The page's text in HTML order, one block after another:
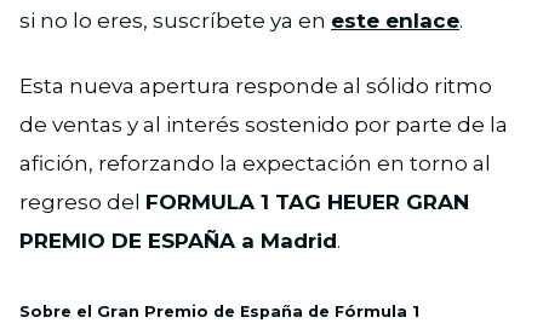
si no lo eres, suscríbete ya en este enlace.
Esta nueva apertura responde al sólido ritmo
de ventas y al interés sostenido por parte de la
afición, reforzando la expectación en torno al
regreso del FORMULA 1 TAG HEUER GRAN
PREMIO DE ESPAÑA a Madrid.
Sobre el Gran Premio de España de Fórmula 1